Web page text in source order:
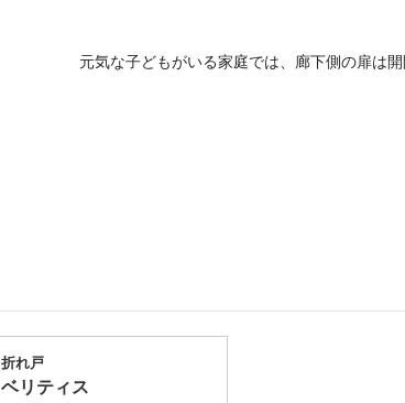
元気な子どもがいる家庭では、廊下側の扉は
折れ戸
ベリティス